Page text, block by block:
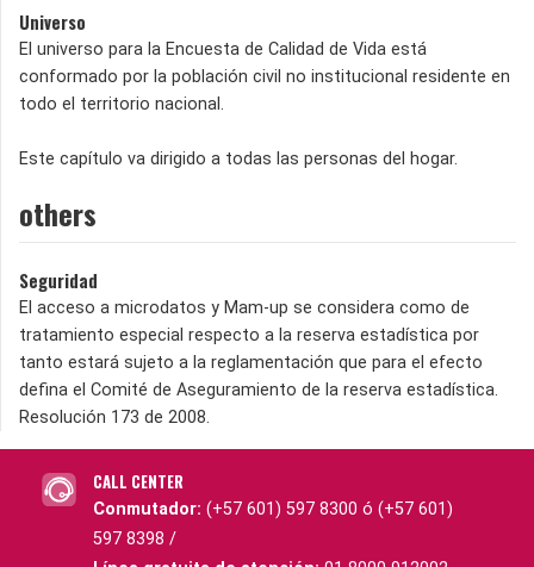
Universo
El universo para la Encuesta de Calidad de Vida está
conformado por la población civil no institucional residente en
todo el territorio nacional.
Este capítulo va dirigido a todas las personas del hogar.
others
Seguridad
El acceso a microdatos y Mam-up se considera como de
tratamiento especial respecto a la reserva estadística por
tanto estará sujeto a la reglamentación que para el efecto
defina el Comité de Aseguramiento de la reserva estadística.
Resolución 173 de 2008.
CALL CENTER
Conmutador: (+57 601) 597 8300 ó (+57 601)
597 8398 /